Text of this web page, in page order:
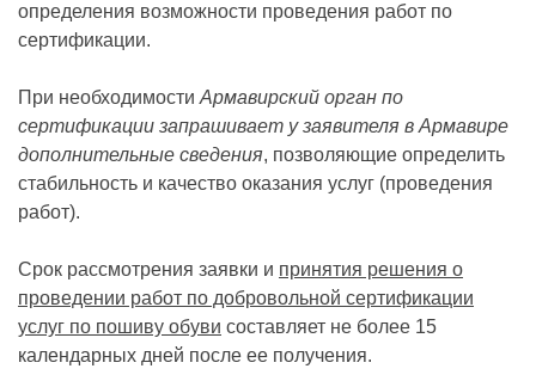
определения возможности проведения работ по
сертификации.
При необходимости Армавирский орган по
сертификации запрашивает у заявителя в Армавире
дополнительные сведения, позволяющие определить
стабильность и качество оказания услуг (проведения
работ).
Срок рассмотрения заявки и принятия решения о
проведении работ по добровольной сертификации
услуг по пошиву обуви составляет не более 15
календарных дней после ее получения.